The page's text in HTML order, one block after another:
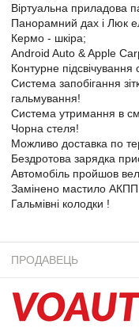
Віртуальна приладова
Панорамний дах і Люк
Кермо - шкіра;
Android Auto & Apple
Контурне підсвічування
Система запобігання
гальмування!
Система утримання в
Чорна стеля!
Можливо доставка по
Бездротова зарядка
Автомобіль пройшов
Замінено мастило
Гальмівні колодки !
ПРОДАВЕЦЬ